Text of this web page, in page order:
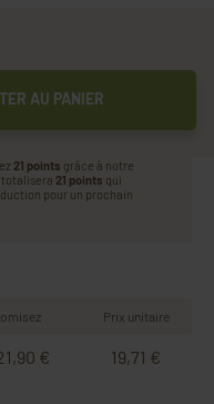
AU PANIER
21 points grâce à notre
totalisera 21 points qui
pour un prochain
Prix unitaire
€ 19,71 €